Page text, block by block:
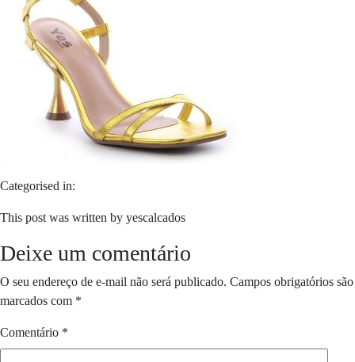
Categorised in:
This post was written by yescalcados
Deixe um comentário
O seu endereço de e-mail não será publicado. Campos obrigatórios são
marcados com *
Comentário *